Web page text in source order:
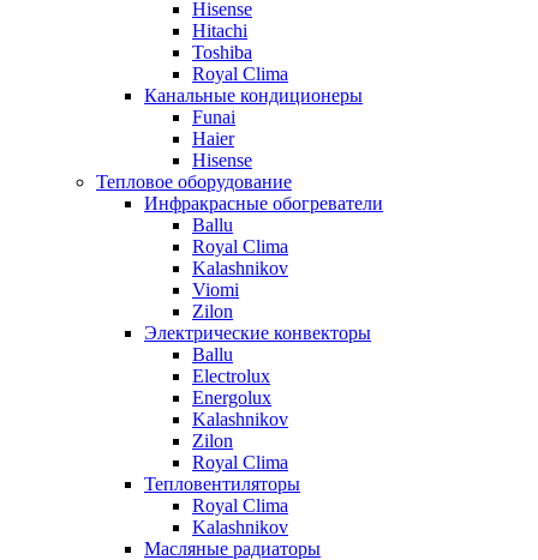
Hisense
Hitachi
Toshiba
Royal Clima
Канальные кондиционеры
Funai
Haier
Hisense
Тепловое оборудование
Инфракрасные обогреватели
Ballu
Royal Clima
Kalashnikov
Viomi
Zilon
Электрические конвекторы
Ballu
Electrolux
Energolux
Kalashnikov
Zilon
Royal Clima
Тепловентиляторы
Royal Clima
Kalashnikov
Масляные радиаторы